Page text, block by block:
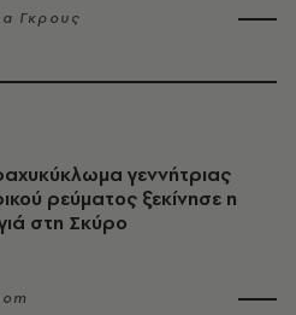
Γκρους
γεννήτριας
ρεύματος ξεκίνησε η
στη Σκύρο